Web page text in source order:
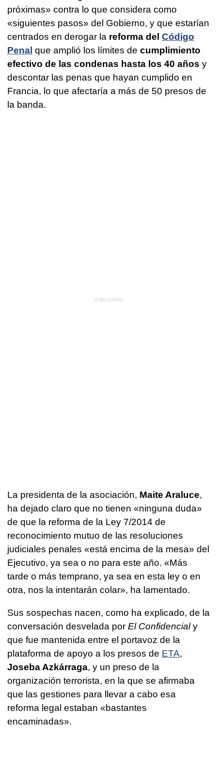
próximas» contra lo que considera como
«siguientes pasos» del Gobierno, y que estarían
centrados en derogar la reforma del Código
Penal que amplió los límites de cumplimiento
efectivo de las condenas hasta los 40 años y
descontar las penas que hayan cumplido en
Francia, lo que afectaría a más de 50 presos de
la banda.
La presidenta de la asociación, Maite Araluce,
ha dejado claro que no tienen «ninguna duda»
de que la reforma de la Ley 7/2014 de
reconocimiento mutuo de las resoluciones
judiciales penales «está encima de la mesa» del
Ejecutivo, ya sea o no para este año. «Más
tarde o más temprano, ya sea en esta ley o en
otra, nos la intentarán colar», ha lamentado.
Sus sospechas nacen, como ha explicado, de la
conversación desvelada por El Confidencialy
que fue mantenida entre el portavoz de la
plataforma de apoyo a los presos de ETA,
Joseba Azkárraga, y un preso de la
organización terrorista, en la que se afirmaba
que las gestiones para llevar a cabo esa
reforma legal estaban «bastantes
encaminadas».